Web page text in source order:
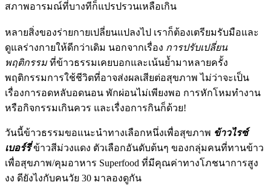
สภาพอารมณ์ที่บางทีก็แปรปรวนเหลือเกิน
หลายสิ่งของร่ายกายเปลี่ยนแปลงไป เราก็ต้องเตรียมรับมือและ
ดูแลร่างกายให้ดีกว่าเดิม นอกจากเรื่อง การปรับเปลี่ยน
พฤติกรรมที่ข้าวธรรมเคยบอกและเน้นย้ำมาหลายครั้ง
พฤติกรรมการใช้ชีวิตที่อาจส่งผลเสียต่อสุขภาพ ไม่ว่าจะเป็น
เรื่องการอดหลับอดนอน พักผ่อนไม่เพียงพอ การหักโหมทำงาน
หรือกิจกรรมเกินควร และเรื่งอการกินก็ด้วย!
วันนี้ข้าวธรรมขอแนะนำทางเลือกหนึ่งเพื่อสุขภาพ ข้าวไรซ์
เบอร์รี่ข้าวสีม่วงแดง ตัวเลือกอันดับต้นๆ ของกลุ่มคนที่ทานข้าว
เพื่อสุขภาพ/คุมอาหาร Superfood ที่มีคุณค่าทางโภชนาการสูง
งง ดียังไงกับคนวัย 30 มาลองดูกัน